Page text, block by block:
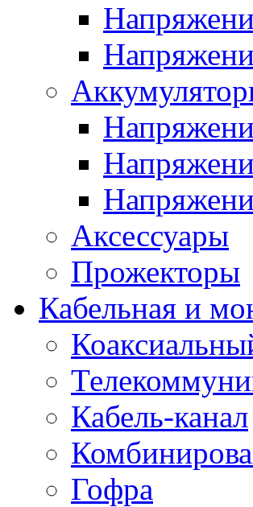
Аксессуары
Прожекторы
Кабельная и
Кабель-канал
Гофра